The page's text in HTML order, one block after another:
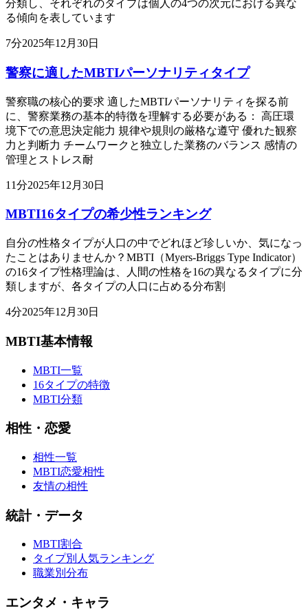
分類し、それぞれのタイプは個人の4つの次元における異な
る傾向を表しています
7分2025年12月30日
警察に適したMBTIパーソナリティタイプ
警察職の核心的要求 適したMBTIパーソナリティを探る前
に、警察業務の基本的特徴を理解する必要がある： 高圧環
境下での意思決定能力 規律や規則の厳格な遵守 優れた観察
力と判断力 チームワークと独立した業務のバランス 感情の
管理とストレス耐
11分2025年12月30日
MBTI16タイプの希少性ランキング
自分の性格タイプが人口の中でどれほど珍しいか、気になっ
たことはありませんか？MBTI（Myers-Briggs Type Indicator）
の16タイプ性格理論は、人間の性格を16の異なるタイプに分
類しますが、各タイプの人口に占める分布割
4分2025年12月30日
MBTI基本情報
MBTI一覧
16タイプの特徴
MBTI分類
相性・恋愛
相性一覧
MBTI恋愛相性
友情の相性
統計・データ
MBTI割合
タイプ別人気ランキング
職業別分布
エンタメ・キャラ